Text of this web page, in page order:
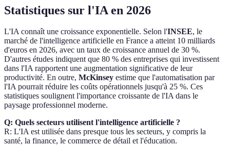
Statistiques sur l'IA en 2026
L'IA connaît une croissance exponentielle. Selon l'INSEE, le
marché de l'intelligence artificielle en France a atteint 10 milliards
d'euros en 2026, avec un taux de croissance annuel de 30 %.
D'autres études indiquent que 80 % des entreprises qui investissent
dans l'IA rapportent une augmentation significative de leur
productivité. En outre, McKinsey estime que l'automatisation par
l'IA pourrait réduire les coûts opérationnels jusqu'à 25 %. Ces
statistiques soulignent l'importance croissante de l'IA dans le
paysage professionnel moderne.
Q: Quels secteurs utilisent l'intelligence artificielle ?
R: L'IA est utilisée dans presque tous les secteurs, y compris la
santé, la finance, le commerce de détail et l'éducation.